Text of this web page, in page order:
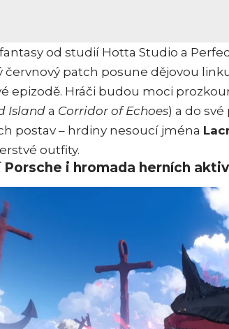
od studií Hotta Studio a
červnový patch posune dějovou
epizodě. Hráči budou moci
Islanda Corridor of Echoes) a do
postav – hrdiny nesoucí jména
outfity.
Porsche i hromada herních